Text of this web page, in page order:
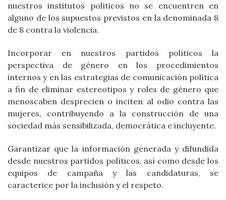
nuestros institutos políticos no se encuentren en
alguno de los supuestos previstos en la denominada 8
de 8 contra la violencia.
Incorporar en nuestros partidos políticos la
perspectiva de género en los procedimientos
internos y en las estrategias de comunicación política
a fin de eliminar estereotipos y roles de género que
menoscaben desprecien o inciten al odio contra las
mujeres, contribuyendo a la construcción de una
sociedad más sensibilizada, democrática e incluyente.
Garantizar que la información generada y difundida
desde nuestros partidos políticos, así como desde los
equipos de campaña y las candidaturas, se
caracterice por la inclusión y el respeto.